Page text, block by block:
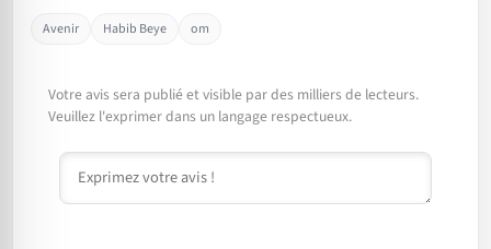
Avenir Habib Beye om
Votre avis sera publié et visible par des milliers de lecteurs.
Veuillez l'exprimer dans un langage respectueux.
Commentaire